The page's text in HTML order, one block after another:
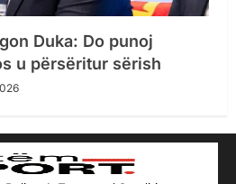
Duka: Do punoj
u përsëritur sërish